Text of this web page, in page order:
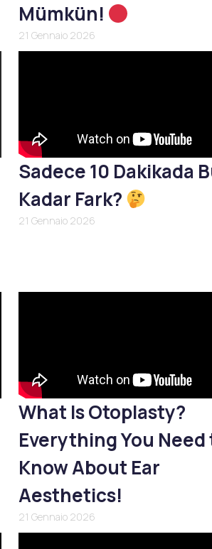
Mümkün!
21 Gennaio 2026
Sadece 10 Dakikada
Kadar Fark?
21 Gennaio 2026
What Is Otoplasty?
Everything You Need
Know About Ear
Aesthetics!
21 Gennaio 2026